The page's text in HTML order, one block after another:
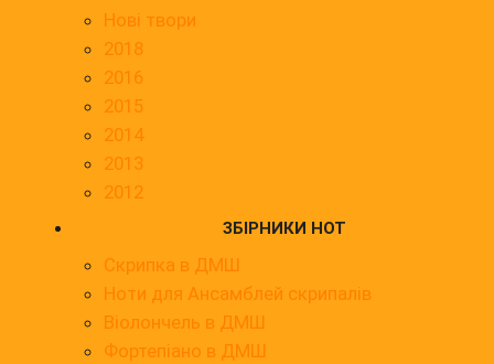
Нові твори
2018
2016
2015
2014
2013
2012
ЗБІРНИКИ НОТ
Скрипка в ДМШ
Ноти для Ансамблей скрипалів
Віолончель в ДМШ
Фортепіано в ДМШ